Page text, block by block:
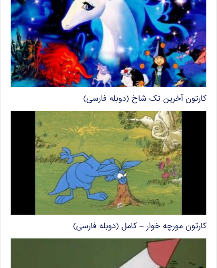
کارتون آخرین تک شاخ (دوبله فارسی)
کارتون مورچه خوار – کامل (دوبله فارسی)